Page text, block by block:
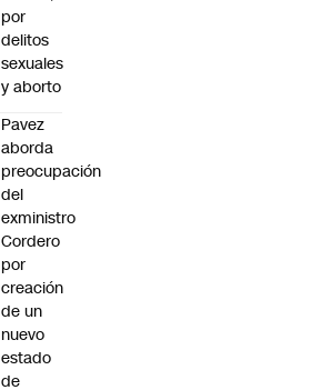
por
delitos
sexuales
y aborto
Pavez
aborda
preocupación
del
exministro
Cordero
por
creación
de un
nuevo
estado
de